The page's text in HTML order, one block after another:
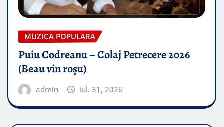
MUZICA POPULARA
Puiu Codreanu – Colaj Petrecere 2026
(Beau vin roșu)
admin iul. 31, 2026